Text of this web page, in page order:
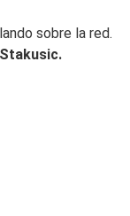
sobre la red.